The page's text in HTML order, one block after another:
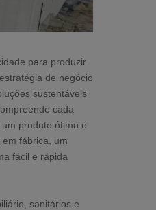
para produzir
de negócio
sustentáveis
cada
produto ótimo e
fábrica, um
fácil e rápida
sanitários e